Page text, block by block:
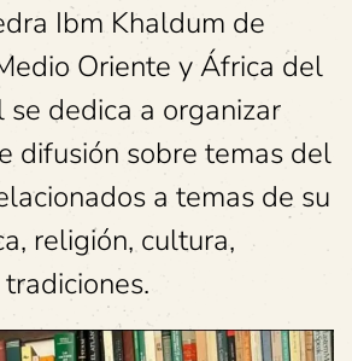
Ibm Khaldum de
Oriente y África del
se dedica a organizar
difusión sobre temas del
a temas de su
religión, cultura,